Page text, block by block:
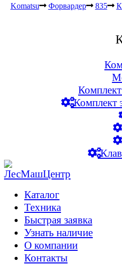
Komatsu Форвардер 835
Комплект
Каталог
Техника
Быстрая заявка
Узнать наличие
О компании
Контакты